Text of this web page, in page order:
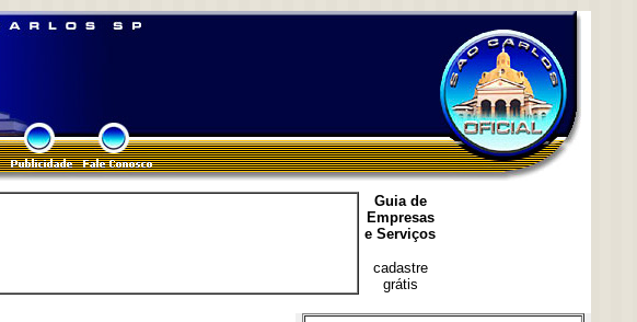
Guia de
Empresas
e Serviços
cadastre
grátis